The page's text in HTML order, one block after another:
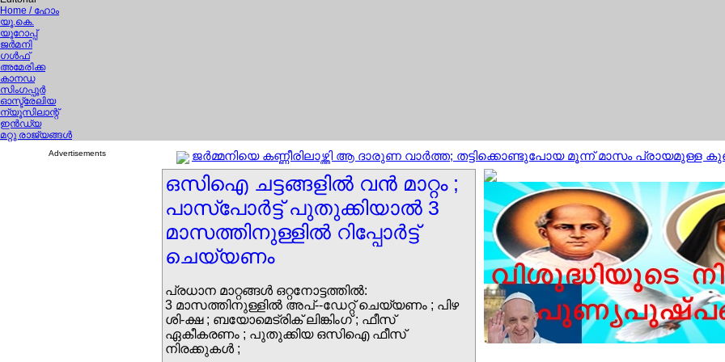
Home / ഹോം
യൂ.കെ.
യൂറോപ്പ്
ജര്‍മനി
ഗള്‍ഫ്
അമേരിക്ക
കാനഡ
സിംഗപ്പൂര്‍
ഓസ്ട്രേലിയ
ന്യൂസിലാന്റ്
ഇന്‍ഡ്യ
മറ്റു രാജ്യങ്ങള്‍
Advertisements ജര്‍മ്മനിയെ കണ്ണീരിലാഴ്ത്തി ആ ദാരുണ വാര്‍ത്ത; തട്ടിക്കൊണ്ടുപോയ മൂന്ന് മാസം പ്രായമുള്ള
ഒസിഐ ചട്ടങ്ങളില്‍ വന്‍ മാറ്റം ;
പാസ്പോര്‍ട്ട് പുതുക്കിയാല്‍ 3
മാസത്തിനുള്ളില്‍ റിപ്പോര്‍ട്ട്
ചെയ്യണം
പ്രധാന മാറ്റങ്ങള്‍ ഒറ്റനോട്ടത്തില്‍:
3 മാസത്തിനുള്ളില്‍ അപ്--ഡേറ്റ് ചെയ്യണം ; പിഴ
ശി-ക്ഷ ; ബയോമെട്രിക് ലിങ്കിംഗ് ; ഫീസ്
ഏകീകരണം ; പുതുക്കിയ ഒസിഐ ഫീസ്
നിരക്കുകള്‍ ;